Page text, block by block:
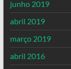
junho 2019
abril 2019
março 2019
abril 2016